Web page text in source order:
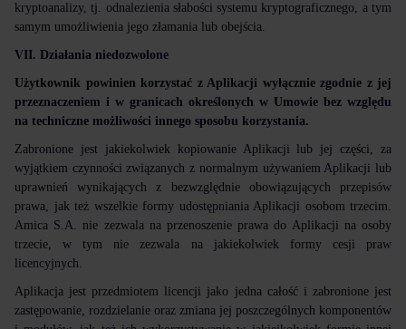
kryptoanalizy, tj. odnalezienia słabości systemu kryptograficznego, a tym
samym umożliwienia jego złamania lub obejścia.
VII. Działania niedozwolone
Użytkownik powinien korzystać z Aplikacji wyłącznie zgodnie z jej
przeznaczeniem i w granicach określonych w Umowie bez względu
na techniczne możliwości innego sposobu korzystania.
Zabronione jest jakiekolwiek kopiowanie Aplikacji lub jej części, za
wyjątkiem czynności związanych z normalnym używaniem Aplikacji lub
uprawnień wynikających z bezwzględnie obowiązujących przepisów
prawa, jak też wszelkie formy udostępniania Aplikacji osobom trzecim.
Amica S.A. nie zezwala na przenoszenie prawa do Aplikacji na osoby
trzecie, w tym nie zezwala na jakiekolwiek formy cesji praw
licencyjnych.
Aplikacja jest przedmiotem licencji jako jedna całość i zabronione jest
zastępowanie, rozdzielanie oraz zmiana jej poszczególnych komponentów